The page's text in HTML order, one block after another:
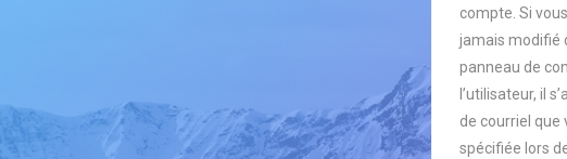
compte. Si
jamais modifié
panneau de
l’utilisateur, il
de courriel que
spécifiée lors